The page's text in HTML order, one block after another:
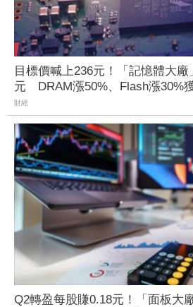
目標價喊上236元！「記憶體大
元 DRAM漲50%、Flash漲30%
財經
Q2轉盈每股賺0.18元！「面板大